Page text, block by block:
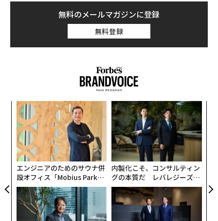
無料のメールマガジンに登録
無料登録
エンジニアのためのサウナ併
設オフィス「Mobius Park」
がオープン──タマディック
が健康経営を徹底する理由
内製化こそ、コンサルティン
グの本質だ レバレジーズが
実践する、次世代ファームの
全貌